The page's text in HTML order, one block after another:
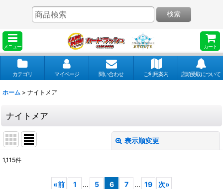
メニュー カート
検索
カテゴリ マイページ 問い合わせ ご利用案内 店頭受取について
ホーム > ナイトメア
ナイトメア
表示順変更
1,115件
«前 1 ... 5 6 7 ... 19 次»